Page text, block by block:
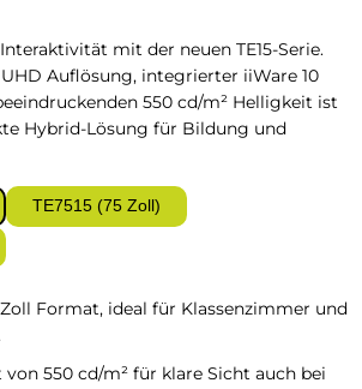
mit der neuen TE15-Serie.
Auflösung, integrierter iiWare 10
550 cd/m² Helligkeit ist
Hybrid-Lösung für Bildung und
TE7515 (75 Zoll)
Format, ideal für Klassenzimmer und
550 cd/m² für klare Sicht auch bei